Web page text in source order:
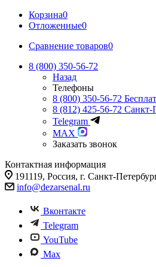
Корзина0
Отложенные0
Сравнение товаров0
8 (800) 350-56-72
Назад
Телефоны
8 (800) 350-56-72
8 (812) 425-56-72 Санкт-
Telegram
MAX
Заказать звонок
Контактная информация
191119, Россия, г. Санкт-
info@dezarsenal.ru
Вконтакте
Telegram
YouTube
Max